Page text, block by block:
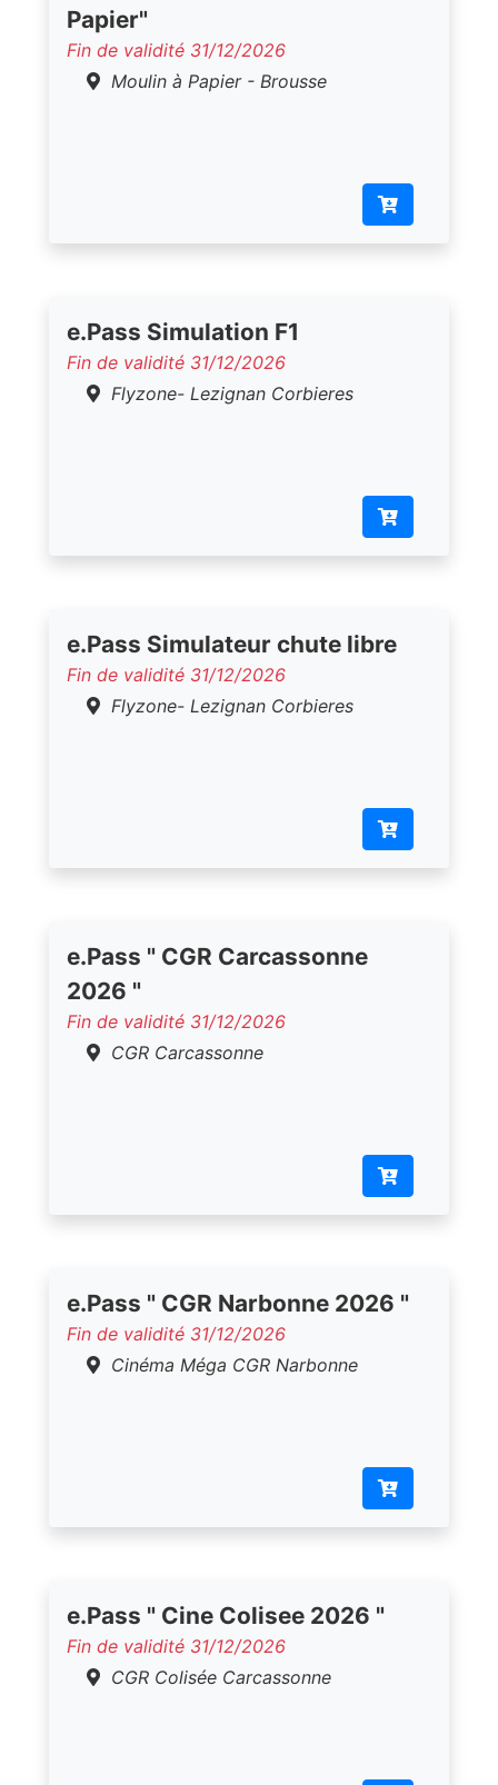
Papier"
Fin de validité 31/12/2026
Moulin à Papier - Brousse
e.Pass Simulation F1
Fin de validité 31/12/2026
Flyzone- Lezignan Corbieres
e.Pass Simulateur chute libre
Fin de validité 31/12/2026
Flyzone- Lezignan Corbieres
e.Pass " CGR Carcassonne
2026 "
Fin de validité 31/12/2026
CGR Carcassonne
e.Pass " CGR Narbonne 2026 "
Fin de validité 31/12/2026
Cinéma Méga CGR Narbonne
e.Pass " Cine Colisee 2026 "
Fin de validité 31/12/2026
CGR Colisée Carcassonne